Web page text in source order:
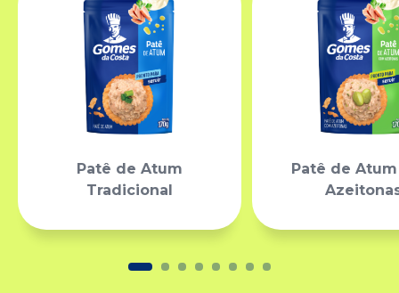
Patê de Atum
Tradicional
Patê de